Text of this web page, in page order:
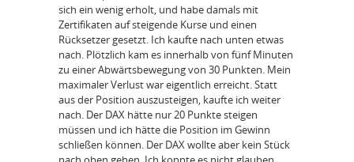
sich ein wenig erholt, und habe damals mit
Zertifikaten auf steigende Kurse und einen
Rücksetzer gesetzt. Ich kaufte nach unten etwas
nach. Plötzlich kam es innerhalb von fünf Minuten
zu einer Abwärtsbewegung von 30 Punkten. Mein
maximaler Verlust war eigentlich erreicht. Statt
aus der Position auszusteigen, kaufte ich weiter
nach. Der DAX hätte nur 20 Punkte steigen
müssen und ich hätte die Position im Gewinn
schließen können. Der DAX wollte aber kein Stück